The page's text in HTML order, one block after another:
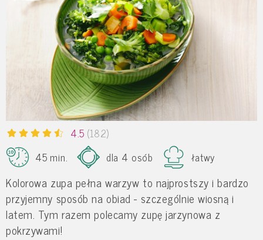
4.5 (182)
45 min.
dla 4 osób łatwy
Kolorowa zupa pełna warzyw to najprostszy i bardzo
przyjemny sposób na obiad - szczególnie wiosną i
latem. Tym razem polecamy zupę jarzynowa z
pokrzywami!